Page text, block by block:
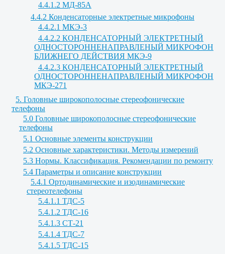
4.4.1.2 МД-85А
4.4.2 Конденсаторные электретные микрофоны
4.4.2.1 МКЭ-3
4.4.2.2 КОНДЕНСАТОРНЫЙ ЭЛЕКТРЕТНЫЙ
ОДНОСТОРОННЕНАПРАВЛЕНЫЙ МИКРОФОН
БЛИЖНЕГО ДЕЙСТВИЯ МКЭ-9
4.4.2.3 КОНДЕНСАТОРНЫЙ ЭЛЕКТРЕТНЫЙ
ОДНОСТОРОННЕНАПРАВЛЕНЫЙ МИКРОФОН
МКЭ-271
5. Головные широкополосные стереофонические
телефоны
5.0 Головные широкополосные стереофонические
телефоны
5.1 Основные элементы конструкции
5.2 Основные характеристики. Методы измерений
5.3 Нормы. Классификация. Рекомендации по ремонту
5.4 Параметры и описание конструкции
5.4.1 Ортодинамические и изодинамические
стереотелефоны
5.4.1.1 ТДС-5
5.4.1.2 ТДС-16
5.4.1.3 СТ-21
5.4.1.4 ТДС-7
5.4.1.5 ТДС-15